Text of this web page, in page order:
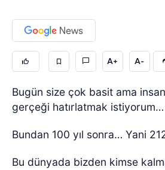
A+ A-
Bugün size çok basit ama
gerçeği hatırlatmak istiyorum…
Bundan 100 yıl sonra… Yani
Bu dünyada bizden kimse